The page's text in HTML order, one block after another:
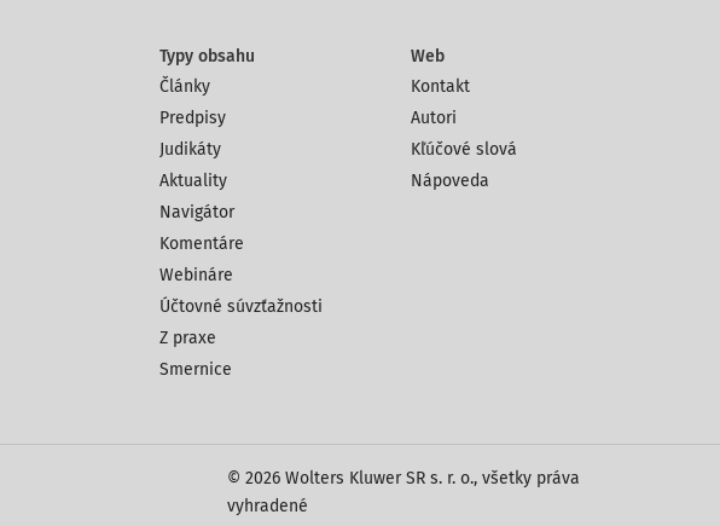
Typy obsahu
Články
Predpisy
Judikáty
Aktuality
Navigátor
Komentáre
Webináre
Účtovné súvzťažnosti
Z praxe
Smernice
Web
Kontakt
Autori
Kľúčové slová
Nápoveda
© 2026 Wolters Kluwer SR s. r. o., všetky práva
vyhradené